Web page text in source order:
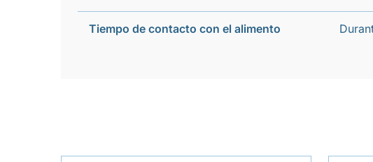
Tiempo de contacto con el alimento